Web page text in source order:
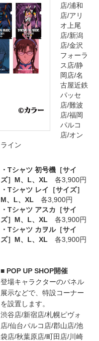
店/浦和
店/アリ
オ上尾
店/新潟
店/金沢
フォーラ
ス店/静
岡店/名
古屋近鉄
パッセ
店/難波
店/福岡
パルコ
店/オン
ライン
・Tシャツ 初号機［サイ
ズ］M、L、XL 各3,900円
・Tシャツ レイ［サイズ］
M、L、XL 各3,900円
・Tシャツ アスカ［サイ
ズ］M、L、XL 各3,900円
・Tシャツ カヲル［サイ
ズ］M、L、XL 各3,900円
■ POP UP SHOP開催
登場キャラクターのパネル
展示などで、特設コーナー
を設置します。
渋谷店/新宿店/札幌ピヴォ
店/仙台パルコ店/郡山店/池
袋店/秋葉原店/町田店/川崎